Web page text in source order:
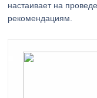
настаивает на
рекомендациям.